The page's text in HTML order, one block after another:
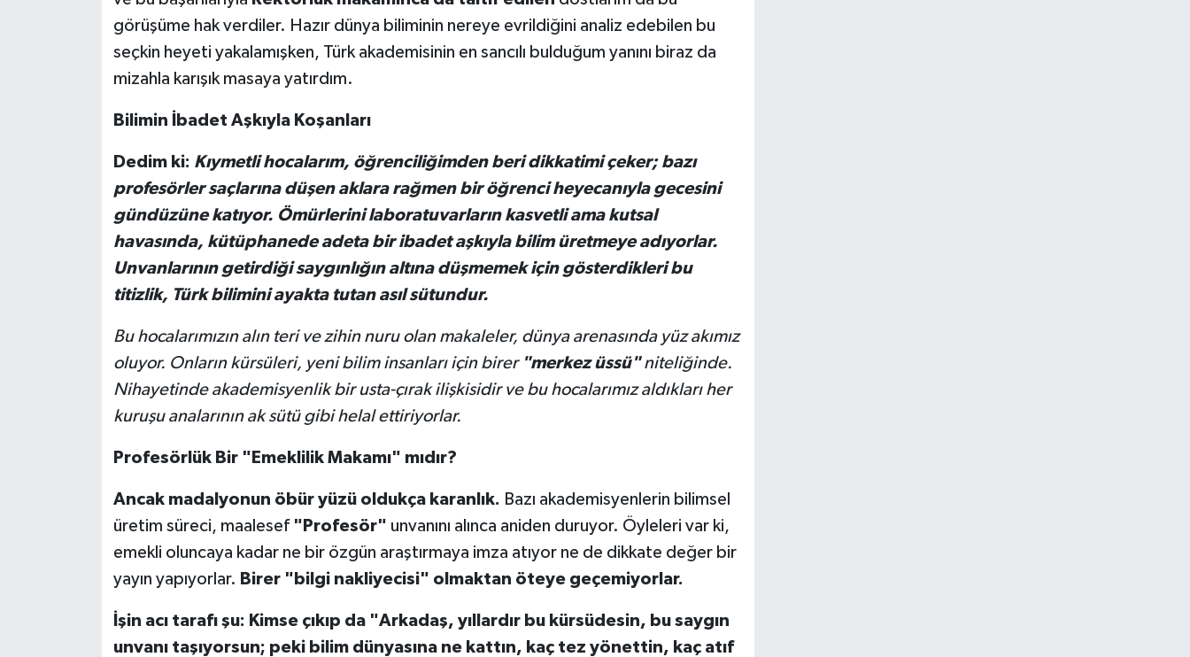
görüşüme hak verdiler. Hazır dünya biliminin nereye evrildiğini analiz edebilen bu
seçkin heyeti yakalamışken, Türk akademisinin en sancılı bulduğum yanını biraz da
mizahla karışık masaya yatırdım.
Bilimin İbadet Aşkıyla Koşanları
Dedim ki: Kıymetli hocalarım, öğrenciliğimden beri dikkatimi çeker; bazı
profesörler saçlarına düşen aklara rağmen bir öğrenci heyecanıyla gecesini
gündüzüne katıyor. Ömürlerini laboratuvarların kasvetli ama kutsal
havasında, kütüphanede adeta bir ibadet aşkıyla bilim üretmeye adıyorlar.
Unvanlarının getirdiği saygınlığın altına düşmemek için gösterdikleri bu
titizlik, Türk bilimini ayakta tutan asıl sütundur.
Bu hocalarımızın alın teri ve zihin nuru olan makaleler, dünya arenasında yüz akımız
oluyor. Onların kürsüleri, yeni bilim insanları için birer "merkez üssü"niteliğinde.
Nihayetinde akademisyenlik bir usta-çırak ilişkisidir ve bu hocalarımız aldıkları her
kuruşu analarının ak sütü gibi helal ettiriyorlar.
Profesörlük Bir "Emeklilik Makamı" mıdır?
Ancak madalyonun öbür yüzü oldukça karanlık. Bazı akademisyenlerin bilimsel
üretim süreci, maalesef "Profesör" unvanını alınca aniden duruyor. Öyleleri var ki,
emekli oluncaya kadar ne bir özgün araştırmaya imza atıyor ne de dikkate değer bir
yayın yapıyorlar. Birer "bilgi nakliyecisi" olmaktan öteye geçemiyorlar.
İşin acı tarafı şu: Kimse çıkıp da "Arkadaş, yıllardır bu kürsüdesin, bu saygın
unvanı taşıyorsun; peki bilim dünyasına ne kattın, kaç tez yönettin, kaç atıf